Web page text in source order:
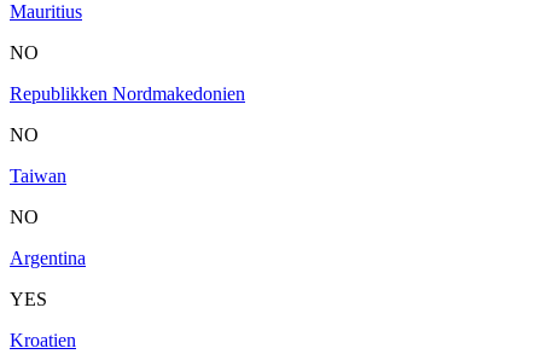
Mauritius
NO
Republikken Nordmakedonien
NO
Taiwan
NO
Argentina
YES
Kroatien